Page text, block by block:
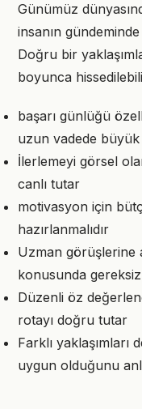
Günümüz
insanın
Doğru bir
boyunca
başarı günlüğü
uzun vadede
İlerlemeyi görsel
canlı tutar
motivasyon için
hazırlanmalıdır
Uzman görüşlerine
konusunda
Düzenli öz
rotayı doğru tutar
Farklı yaklaşımları
uygun olduğunu